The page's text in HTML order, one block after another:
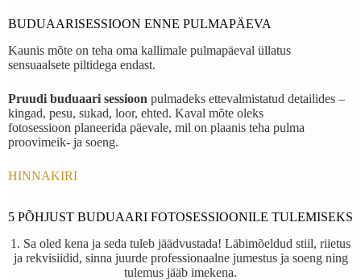
BUDUAARISESSIOON ENNE PULMAPÄEVA
Kaunis mõte on teha oma kallimale pulmapäeval üllatus
sensuaalsete piltidega endast.
Pruudi buduaari sessioon pulmadeks ettevalmistatud detailides –
kingad, pesu, sukad, loor, ehted. Kaval mõte oleks
fotosessioon planeerida päevale, mil on plaanis teha pulma
proovimeik- ja soeng.
HINNAKIRI
5 PÕHJUST BUDUAARI FOTOSESSIOONILE TULEMISEKS
1. Sa oled kena ja seda tuleb jäädvustada! Läbimõeldud stiil, riietus
ja rekvisiidid, sinna juurde professionaalne jumestus ja soeng ning
tulemus jääb imekena.